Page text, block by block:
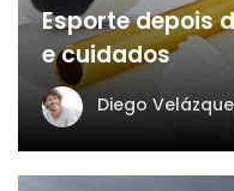
Esporte depois
e cuidados
Diego